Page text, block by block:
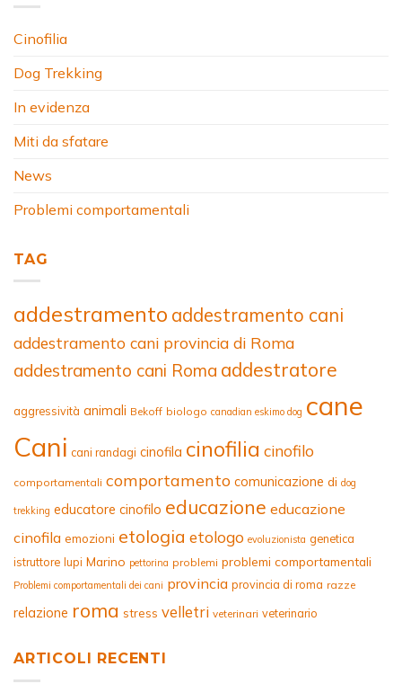
Cinofilia
Dog Trekking
In evidenza
Miti da sfatare
News
Problemi comportamentali
TAG
addestramento addestramento cani
addestramento cani provincia di Roma
addestramento cani Roma addestratore
aggressività animali Bekoff biologo canadian eskimo dog cane
Cani cani randagi cinofila cinofilia cinofilo
comportamentali comportamento comunicazione di dog
trekking educatore cinofilo educazione educazione
cinofila emozioni etologia etologo evoluzionista genetica
istruttore lupi Marino pettorina problemi problemi comportamentali
Problemi comportamentali dei cani provincia provincia di roma razze
relazione roma stress velletri veterinari veterinario
ARTICOLI RECENTI